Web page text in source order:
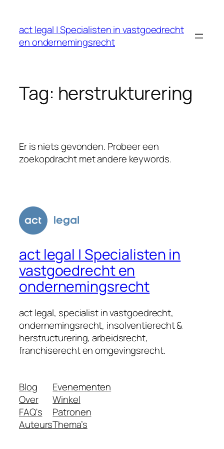
inhoud
act legal | Specialisten in vastgoedrecht
en ondernemingsrecht
Tag: herstrukturering
Er is niets gevonden. Probeer een
zoekopdracht met andere keywords.
act legal | Specialisten in
vastgoedrecht en
ondernemingsrecht
act legal, specialist in vastgoedrecht,
ondernemingsrecht, insolventierecht &
herstructurering, arbeidsrecht,
franchiserecht en omgevingsrecht.
Blog
Over
FAQ's
Auteurs
Evenementen
Winkel
Patronen
Thema’s